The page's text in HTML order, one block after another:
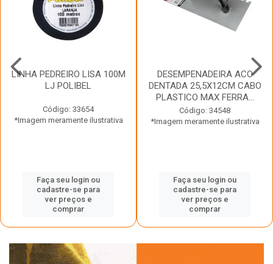
LINHA PEDREIRO LISA 100M
LJ POLIBEL
Código: 33654
*Imagem meramente ilustrativa
Faça seu login ou
cadastre-se para
ver preços e
comprar
DESEMPENADEIRA ACO
DENTADA 25,5X12CM CABO
PLASTICO MAX FERRA...
Código: 34548
*Imagem meramente ilustrativa
Faça seu login ou
cadastre-se para
ver preços e
comprar